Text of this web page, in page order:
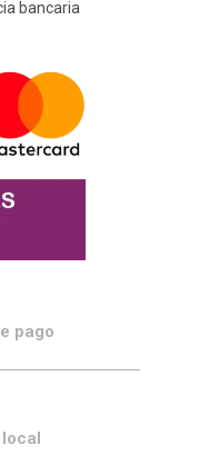
bancaria
pago